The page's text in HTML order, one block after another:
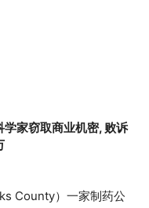
家窃取商业机密, 败诉
County）一家制药公